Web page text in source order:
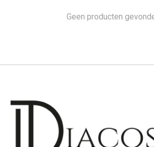
Geen producten